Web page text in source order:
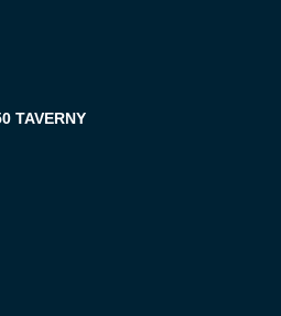
TAVERNY